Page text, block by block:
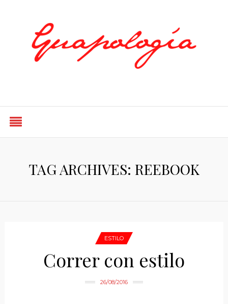
TAG ARCHIVES: REEBOOK
ESTILO
Correr con estilo
26/08/2016